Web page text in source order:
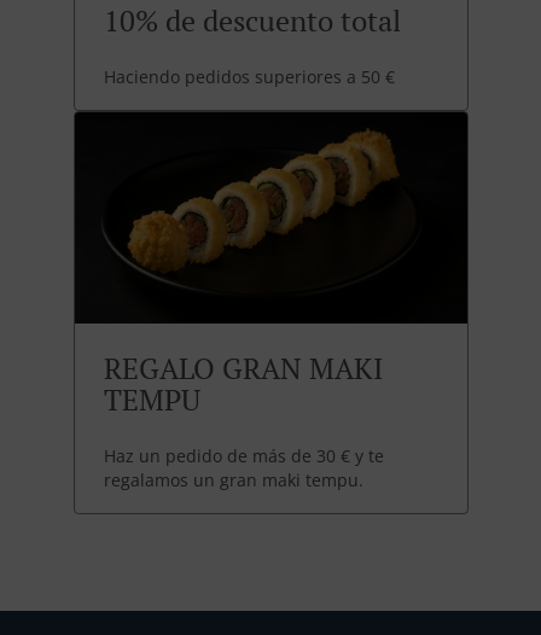
10% de descuento total
Haciendo pedidos superiores a 50 €
REGALO GRAN MAKI
TEMPU
Haz un pedido de más de 30 € y te
regalamos un gran maki tempu.